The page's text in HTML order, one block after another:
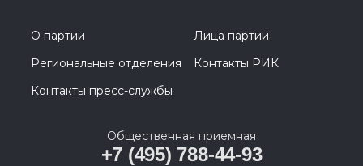
О партии
Лица партии
Региональные отделения
Контакты РИК
Контакты пресс-службы
Общественная приемная
+7 (495) 788-44-93